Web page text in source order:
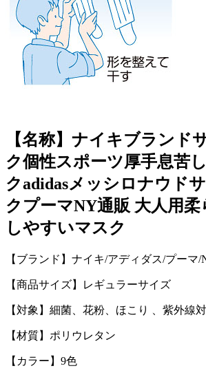
【名称】ナイキブランド
ク個性スポーツ厚手息苦
クadidasメッシロナウド
クプーマNY通販 大人用
しやすいマスク
【ブランド】ナイキ/アディダス/プーマ/
【商品サイズ】レギュラーサイズ
【対象】細菌、花粉、ほこり 、紫外線
【材質】ポリウレタン
【カラー】9色